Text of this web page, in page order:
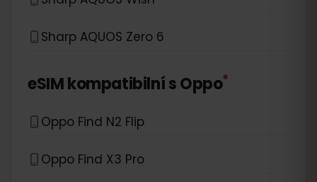
Sharp AQUOS Zero 6
eSIM kompatibilní sOppo*
Oppo Find N2 Flip
Oppo Find X3 Pro